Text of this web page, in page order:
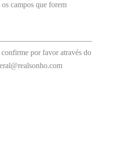
os campos que forem
confirme por favor através do